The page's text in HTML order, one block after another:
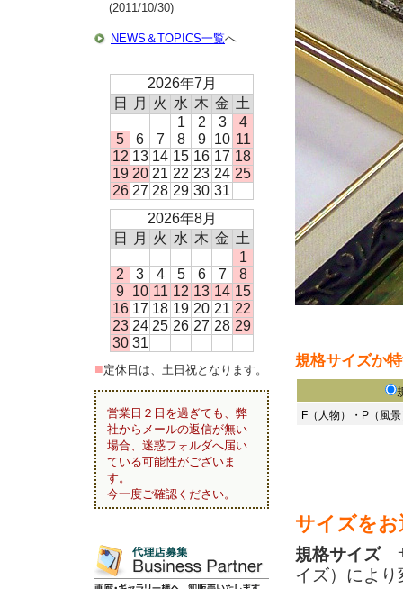
規格サイズか
F（人物）・P（風
サイズを
規格サイズサ
イズ）によ
(2011/10/30)
NEWS＆TOPICS一覧へ
2026年7月
日
月 火 水 木 金 土
1
2 3
4
5
6 7 8 9 10 11
12 13 14 15 16 17 18
19 20 21 22 23 24 25
26 27 28 29 30 31
2026年8月
日
月 火 水 木 金 土
1
2
3 4 5 6 7
8
9 10 11 12 13 14 15
16 17 18 19 20 21 22
23 24 25 26 27 28 29
30 31
■定休日は、土日祝となります。
営業日２日を過ぎても、弊
社からメールの返信が無い
場合、迷惑フォルダへ届い
ている可能性がございま
す。
今一度ご確認ください。